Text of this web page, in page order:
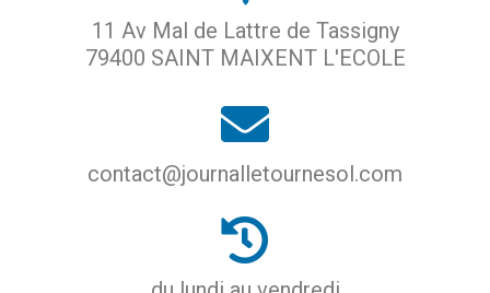
11 Av Mal de Lattre de Tassigny
79400 SAINT MAIXENT L'ECOLE
contact@journalletournesol.com